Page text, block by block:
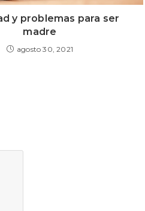
y problemas para ser
madre
agosto 30, 2021